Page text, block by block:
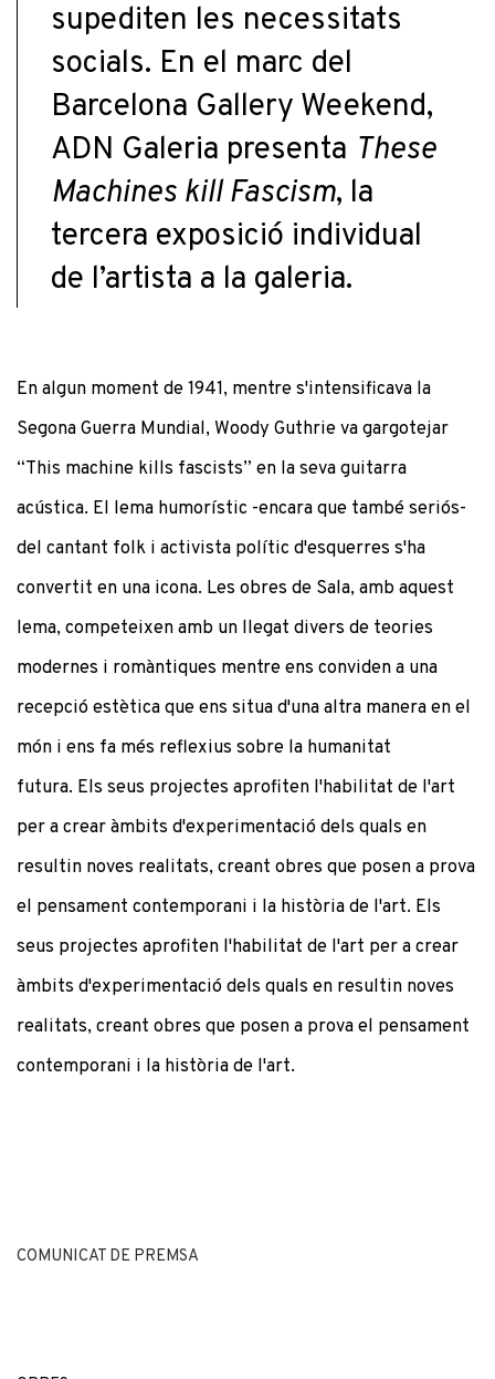
supediten les necessitats
socials. En el marc del
Barcelona Gallery Weekend,
ADN Galeria presenta These
Machines kill Fascism, la
tercera exposició individual
de l’artista a la galeria.
En algun moment de 1941, mentre s'intensificava la
Segona Guerra Mundial, Woody Guthrie va gargotejar
“This machine kills fascists” en la seva guitarra
acústica. El lema humorístic -encara que també seriós-
del cantant folk i activista polític d'esquerres s'ha
convertit en una icona. Les obres de Sala, amb aquest
lema, competeixen amb un llegat divers de teories
modernes i romàntiques mentre ens conviden a una
recepció estètica que ens situa d'una altra manera en el
món i ens fa més reflexius sobre la humanitat
futura. Els seus projectes aprofiten l'habilitat de l'art
per a crear àmbits d'experimentació dels quals en
resultin noves realitats, creant obres que posen a prova
el pensament contemporani i la història de l'art. Els
seus projectes aprofiten l'habilitat de l'art per a crear
àmbits d'experimentació dels quals en resultin noves
realitats, creant obres que posen a prova el pensament
contemporani i la història de l'art.
COMUNICAT DE PREMSA